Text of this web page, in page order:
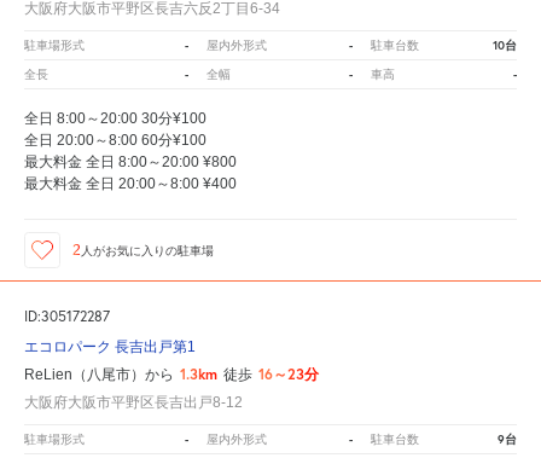
大阪府大阪市平野区長吉六反2丁目6-34
駐車場形式 - 屋内外形式 - 駐車台数 10台
全長 - 全幅 - 車高 -
全日 8:00～20:00 30分¥100
全日 20:00～8:00 60分¥100
最大料金 全日 8:00～20:00 ¥800
最大料金 全日 20:00～8:00 ¥400
2 人がお気に入りの駐車場
ID:305172287
エコロパーク 長吉出戸第1
ReLien（八尾市）から 1.3km 徒歩 16～23分
大阪府大阪市平野区長吉出戸8-12
駐車場形式 - 屋内外形式 - 駐車台数 9台